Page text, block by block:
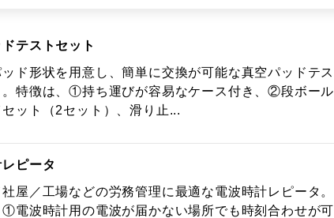
テストセット
ド形状を用意し、簡単に交換が可能な真空パッドテス
。特徴は、①持ち運びが容易なケース付き、②段ボール
セット（2セット）、滑り止...
ピータ
屋／工場などの労務管理に最適な電波時計レピータ。
電波時計用の電波が届かない場所でも時刻合わせが可